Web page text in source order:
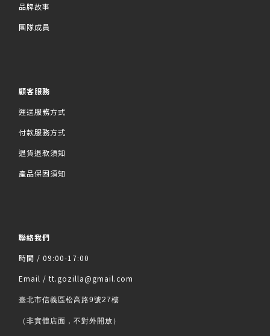
品牌故事
團隊成員
顧客服務
運送服務方式
付款服務方式
退貨退款須知
產品保固須知
聯絡我們
時間 / 09:00-17:00
Email / tt.gozilla@gmail.com
臺北市信義區松高路9號27樓
（非實體店面，不對外開放）